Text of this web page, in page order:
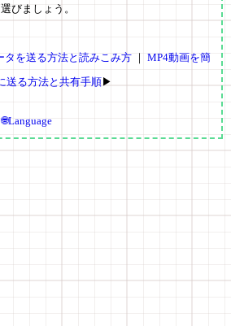
びましょう。
タを送る方法と読みこみ方｜ MP4動画を簡
送る方法と共有手順▶
🌐Language